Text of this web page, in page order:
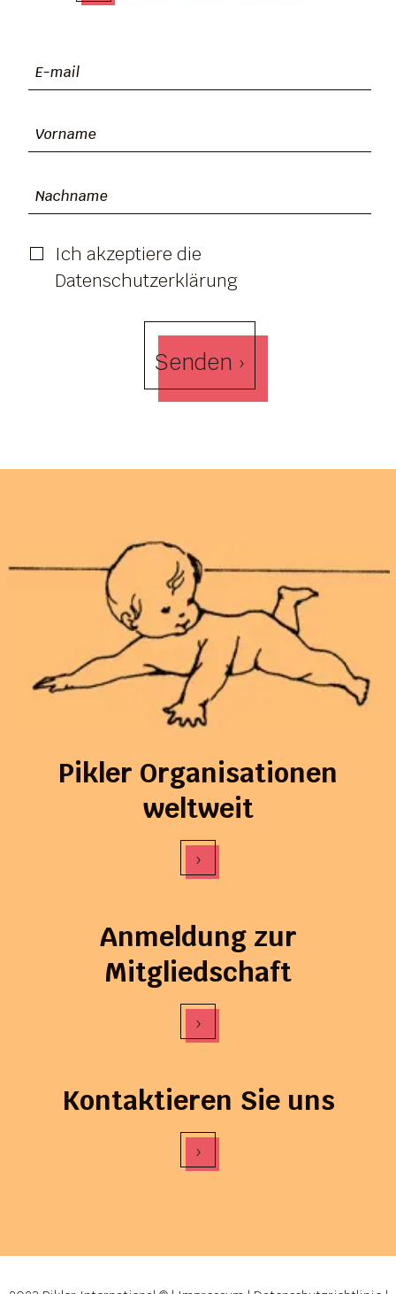
Ich akzeptiere die
Datenschutzerklärung
Senden ›
Pikler Organisationen
weltweit
›
Anmeldung zur
Mitgliedschaft
›
Kontaktieren Sie uns
›